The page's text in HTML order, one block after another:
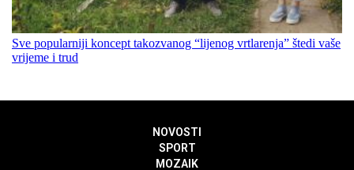
Sve popularniji koncept takozvanog “lijenog vrtlarenja” štedi vaše
vrijeme i trud
NOVOSTI
SPORT
MOZAIK